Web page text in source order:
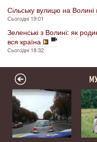
Сільську вулицю на
Сьогодні 19:01
Зеленські з Волині: як
вся країна
Сьогодні 18:32